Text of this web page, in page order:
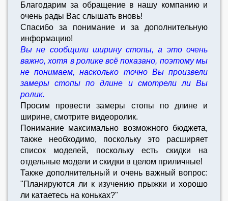
Благодарим за обращение в нашу компанию и
очень рады Вас слышать вновь!
Спасибо за понимание и за дополнительную
информацию!
Вы не сообщили ширину стопы, а это очень
важно, хотя в ролике всё показано, поэтому мы
не понимаем, насколько точно Вы произвели
замеры стопы по длине и смотрели ли Вы
ролик.
Просим провести замеры стопы по длине и
ширине, смотрите видеоролик.
Понимание максимально возможного бюджета,
также необходимо, поскольку это расширяет
список моделей, поскольку есть скидки на
отдельные модели и скидки в целом приличные!
Также дополнительный и очень важный вопрос:
"Планируются ли к изучению прыжки и хорошо
ли катаетесь на коньках?"